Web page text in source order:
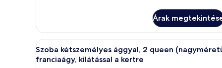
queen
(nagyméretű)
franciaágy,
kilátással
queen
(nagyméretű)
franciaágy,
kilátással
Árak
A
következő
Egy szállodai szoba két
13
Szoba kétszemélyes ággyal, 2 queen
franciaágy, kilátással a kertre